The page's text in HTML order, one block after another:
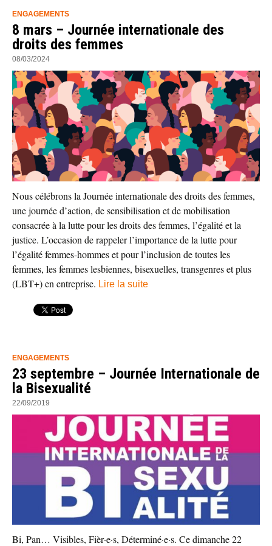
ENGAGEMENTS
8 mars – Journée internationale des
droits des femmes
08/03/2024
Nous célébrons la Journée internationale des droits des femmes,
une journée d’action, de sensibilisation et de mobilisation
consacrée à la lutte pour les droits des femmes, l’égalité et la
justice. L’occasion de rappeler l’importance de la lutte pour
l’égalité femmes-hommes et pour l’inclusion de toutes les
femmes, les femmes lesbiennes, bisexuelles, transgenres et plus
(LBT+) en entreprise. Lire la suite
ENGAGEMENTS
23 septembre – Journée Internationale de
la Bisexualité
22/09/2019
Bi, Pan… Visibles, Fièr·e·s, Déterminé·e·s. Ce dimanche 22